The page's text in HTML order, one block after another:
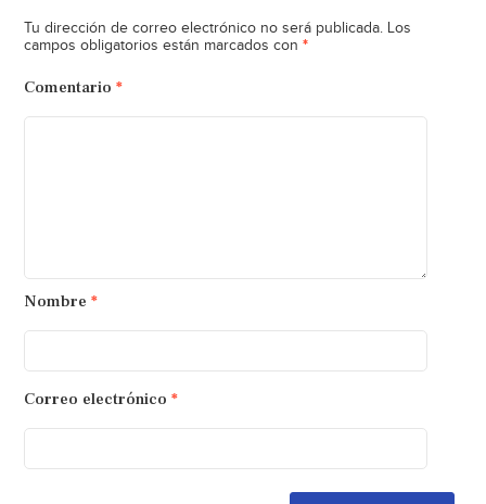
Tu dirección de correo electrónico no será publicada. Los
campos obligatorios están marcados con *
Comentario *
Nombre *
Correo electrónico *